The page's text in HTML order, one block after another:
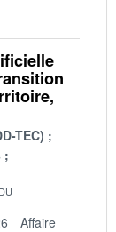
TEC)
Affaire